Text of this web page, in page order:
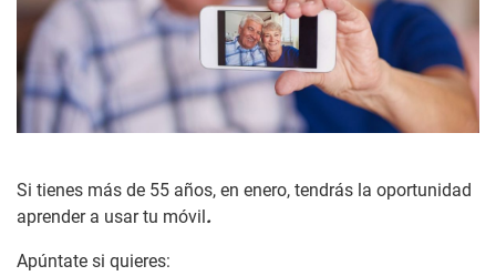
Si tienes más de 55 años, en enero, tendrás la oportunidad
aprender a usar tu móvil.
Apúntate si quieres: